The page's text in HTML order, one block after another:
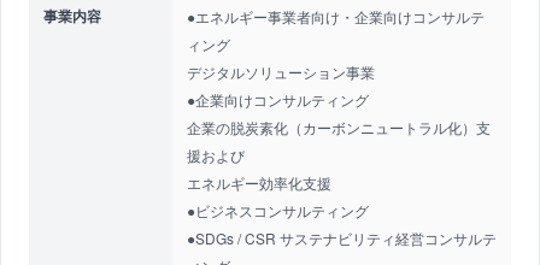
事業内容
●エネルギー事業者向け・企業向けコンサルテ
ィング
デジタルソリューション事業
●企業向けコンサルティング
企業の脱炭素化（カーボンニュートラル化）支
援および
エネルギー効率化支援
●ビジネスコンサルティング
●SDGs / CSR サステナビリティ経営コンサルテ